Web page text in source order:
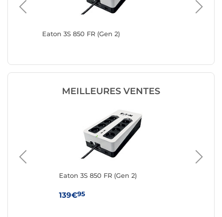
Eaton 3S 850 FR (Gen 2)
MEILLEURES VENTES
Eaton 3S 850 FR (Gen 2)
139€95